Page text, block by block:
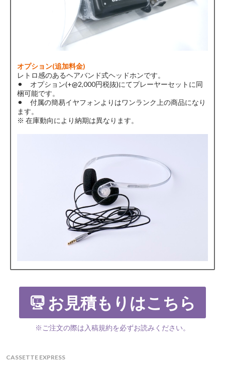
オプション(追加料金)
レトロ感のあるヘアバンド式ヘッドホンです。
⚫︎ オプション(+@2,000円税抜)にてプレーヤーセットに同
梱可能です。
⚫︎ 付属の簡易イヤフォンよりはワンランク上の商品になり
ます。
※ 在庫動向により納期は異なります。
お見積もりはこちら
※ご注文の際は入稿規約を必ずお読みください。
CASSETTE EXPRESS